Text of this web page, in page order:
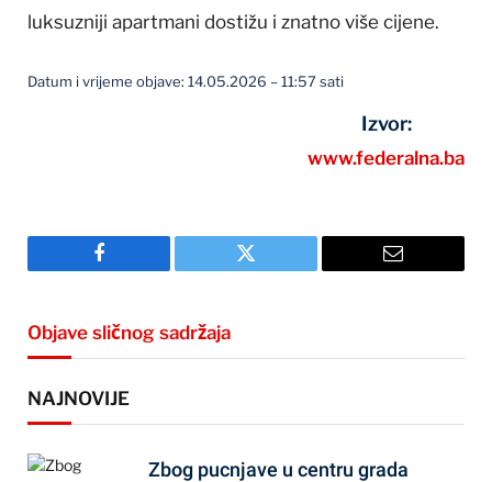
luksuzniji apartmani dostižu i znatno više cijene.
Datum i vrijeme objave: 14.05.2026 – 11:57 sati
Izvor:
www.federalna.ba
Facebook Twitter Email
Objave sličnog sadržaja
NAJNOVIJE
Zbog pucnjave u centru grada